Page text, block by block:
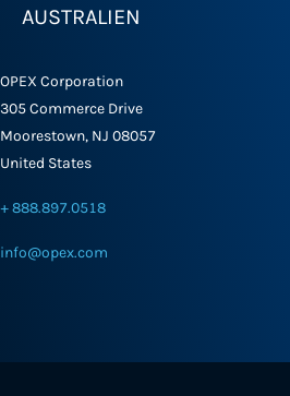
AUSTRALIEN
OPEX Corporation
305 Commerce Drive
Moorestown, NJ 08057
United States
+ 888.897.0518
info@opex.com